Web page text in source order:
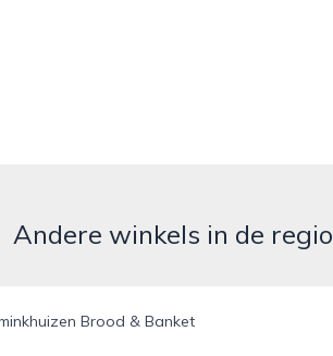
Andere winkels in de regio
Brood & Banket